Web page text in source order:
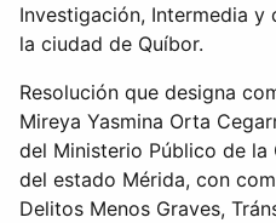
Investigación, Intermedia y
la ciudad de Quíbor.
Resolución que designa
Mireya Yasmina Orta
del Ministerio Público de
del estado Mérida, con
Delitos Menos Graves,